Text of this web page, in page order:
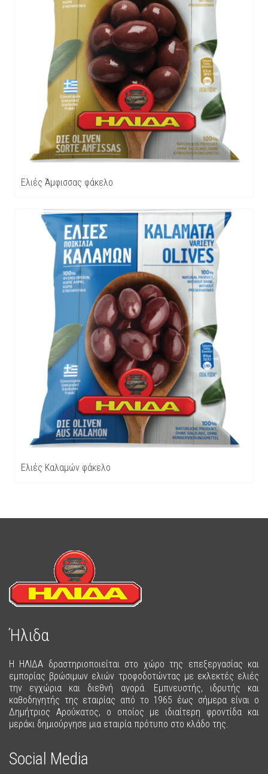
Ελιές Άμφισσας φάκελο
Ελιές Καλαμών φάκελο
Ήλιδα
Η ΗΛΙΔΑ δραστηριοποιείται στο χώρο της επεξεργασίας και
εμπορίας βρώσιμων ελιών τροφοδοτώντας με εκλεκτές ελιές
την εγχώρια και διεθνή αγορά. Εμπνευστής, ιδρυτής και
καθοδηγητής της εταιρίας από το 1965 έως σήμερα είναι ο
Δημήτριος Αρούκατος, ο οποίος με ιδιαίτερη φροντίδα και
μεράκι δημιούργησε μια εταιρία πρότυπο στο κλάδο της.
Social Media